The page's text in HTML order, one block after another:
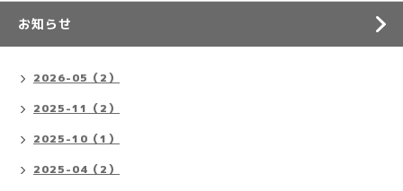
お知らせ
2026-05（2）
2025-11（2）
2025-10（1）
2025-04（2）